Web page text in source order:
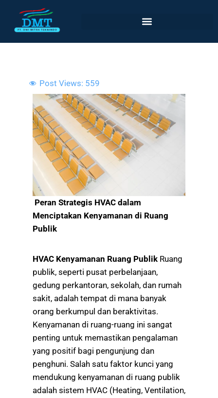
konten
Post Views: 559
Peran Strategis HVAC dalam
Menciptakan Kenyamanan di Ruang
Publik
HVAC Kenyamanan Ruang Publik Ruang
publik, seperti pusat perbelanjaan,
gedung perkantoran, sekolah, dan rumah
sakit, adalah tempat di mana banyak
orang berkumpul dan beraktivitas.
Kenyamanan di ruang-ruang ini sangat
penting untuk memastikan pengalaman
yang positif bagi pengunjung dan
penghuni. Salah satu faktor kunci yang
mendukung kenyamanan di ruang publik
adalah sistem HVAC (Heating, Ventilation,